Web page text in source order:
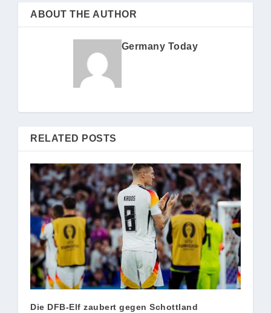
ABOUT THE AUTHOR
Germany Today
RELATED POSTS
Die DFB-Elf zaubert gegen Schottland